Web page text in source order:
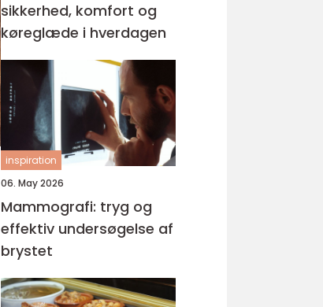
sikkerhed, komfort og
køreglæde i hverdagen
inspiration
06. May 2026
Mammografi: tryg og
effektiv undersøgelse af
brystet